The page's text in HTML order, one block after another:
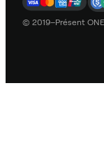
© 2019–Présent